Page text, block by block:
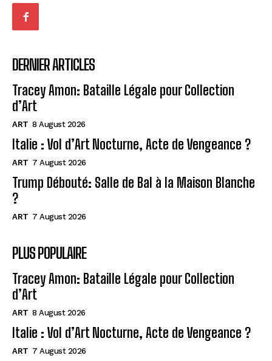
DERNIER ARTICLES
Tracey Amon: Bataille Légale pour Collection
d’Art
ART 8 August 2026
Italie : Vol d’Art Nocturne, Acte de Vengeance ?
ART 7 August 2026
Trump Débouté: Salle de Bal à la Maison Blanche
?
ART 7 August 2026
PLUS POPULAIRE
Tracey Amon: Bataille Légale pour Collection
d’Art
ART 8 August 2026
Italie : Vol d’Art Nocturne, Acte de Vengeance ?
ART 7 August 2026